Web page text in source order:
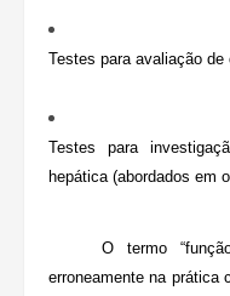
Testes para avaliação
Testes para
hepática (abordados em
O termo “função
erroneamente na prática